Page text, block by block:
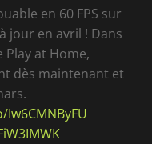
en 60 FPS sur
jour en avril ! Dans
Play at Home,
dès maintenant et